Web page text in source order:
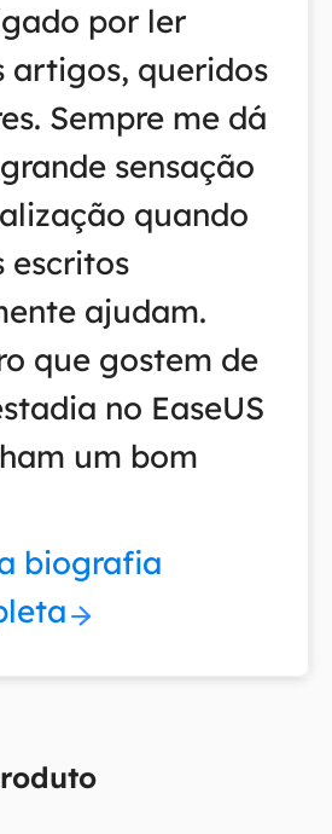
por ler
artigos, queridos
Sempre me dá
sensação
quando
escritos
ajudam.
que gostem de
no EaseUS
um bom
biografia